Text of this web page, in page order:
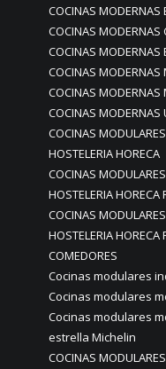
COCINAS MODERNAS
COCINAS MODERNAS
COCINAS MODERNAS
COCINAS MODERNAS
COCINAS MODERNAS
COCINAS MODERNAS
COCINAS
HOSTELERIA HORECA
COCINAS
HOSTELERIA HORECA
COCINAS
HOSTELERIA HORECA
COMEDORES
Cocinas modulares
Cocinas modulares
Cocinas modulares
estrella Michelin
COCINAS